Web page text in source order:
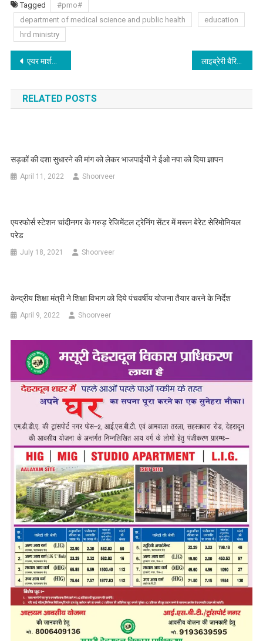
Tagged
#pmo#
department of medical science and public health
education
hrd ministry
Post
navigation
एयर मार्शल सूरज कुमार झा, एवीएसएम ने एयर ऑफिसर इंचार्ज कार्मिक का कार्यभार संभाला लाइब्रेरी बैरियर पर मारपीट करने वाले पीआरडी जवान को निलंबित करें
RELATED POSTS
सड़कों की दशा सुधारने की मांग को लेकर भाजपाईयोें ने ईओ नपा को दिया ज्ञापन
April 11, 2022 Shoorveer
एयरफोर्स स्टेशन चांदीनगर के गरुड़ रेजिमेंटल ट्रेनिंग सेंटर में मरून बेरेट सेरिमोनियल
परेड
July 18, 2021 Shoorveer
केन्द्रीय शिक्षा मंत्री ने शिक्षा विभाग को दिये पंचवर्षीय योजना तैयार करने के निर्देश
April 9, 2022 Shoorveer